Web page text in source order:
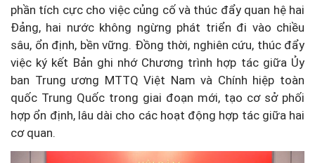
phần tích cực cho việc củng cố và thúc đẩy quan hệ hai
Đảng, hai nước không ngừng phát triển đi vào chiều
sâu, ổn định, bền vững. Đồng thời, nghiên cứu, thúc đẩy
việc ký kết Bản ghi nhớ Chương trình hợp tác giữa Ủy
ban Trung ương MTTQ Việt Nam và Chính hiệp toàn
quốc Trung Quốc trong giai đoạn mới, tạo cơ sở phối
hợp ổn định, lâu dài cho các hoạt động hợp tác giữa hai
cơ quan.